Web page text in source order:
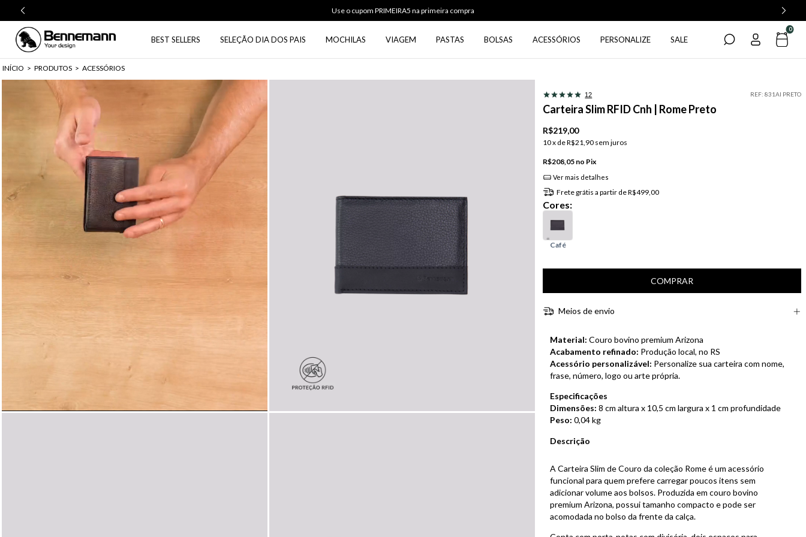
Use o cupom PRIMEIRA5 na primeira compra
BEST SELLERS SELEÇÃO DIA DOS PAIS MOCHILAS VIAGEM PASTAS BOLSAS ACESSÓRIOS PERSONALIZE SALE
0
INÍCIO > PRODUTOS > ACESSÓRIOS
12 REF: 831AI PRETO
Carteira Slim RFID Cnh | Rome Preto
R$219,00
10x deR$21,90 sem juros
R$208,05 Pix
Ver mais detalhes
Frete grátis a partir deR$499,00
Cores:
Meios de envio
Material: Couro bovino premium Arizona
Acabamento refinado: Produção local, no RS
Acessório personalizável: Personalize sua carteira com nome,
frase, número, logo ou arte própria.
Especificações
Dimensões: 8 cm altura x 10,5 cm largura x 1 cm profundidade
Peso: 0,04 kg
Descrição
A Carteira Slim de Couro da coleção Rome é um acessório
funcional para quem prefere carregar poucos itens sem
adicionar volume aos bolsos. Produzida em couro bovino
premium Arizona, possui tamanho compacto e pode ser
acomodada no bolso da frente da calça.